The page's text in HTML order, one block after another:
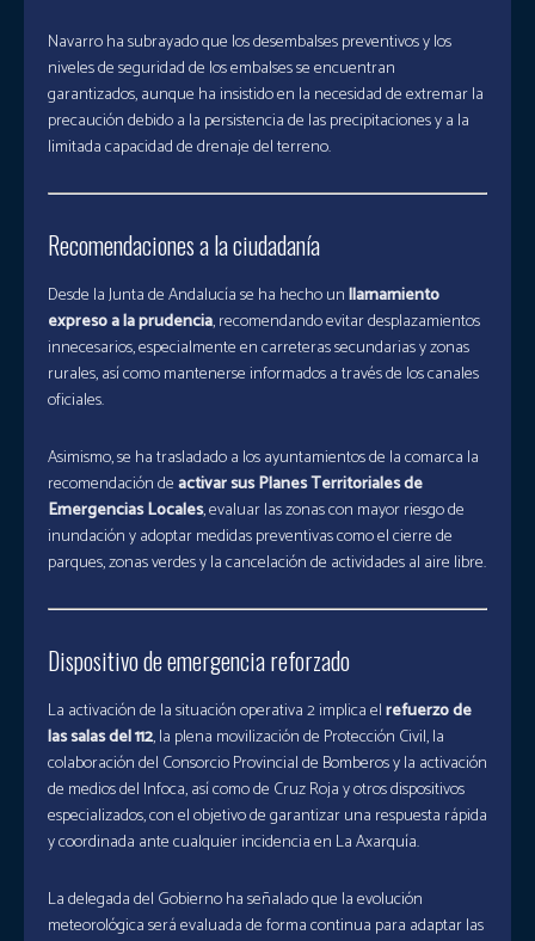
Navarro ha subrayado que los desembalses preventivos y los
niveles de seguridad de los embalses se encuentran
garantizados, aunque ha insistido en la necesidad de extremar la
precaución debido a la persistencia de las precipitaciones y a la
limitada capacidad de drenaje del terreno.
Recomendaciones a la ciudadanía
Desde la Junta de Andalucía se ha hecho unllamamiento
expreso a la prudencia, recomendando evitar desplazamientos
innecesarios, especialmente en carreteras secundarias y zonas
rurales, así como mantenerse informados a través de los canales
oficiales.
Asimismo, se ha trasladado a los ayuntamientos de la comarca la
recomendación deactivar sus Planes Territoriales de
Emergencias Locales, evaluar las zonas con mayor riesgo de
inundación y adoptar medidas preventivas como el cierre de
parques, zonas verdes y la cancelación de actividades al aire libre.
Dispositivo de emergencia reforzado
La activación de la situación operativa 2 implica elrefuerzo de
las salas del 112, la plena movilización de Protección Civil, la
colaboración del Consorcio Provincial de Bomberos y la activación
de medios del Infoca, así como de Cruz Roja y otros dispositivos
especializados, con el objetivo de garantizar una respuesta rápida
y coordinada ante cualquier incidencia en La Axarquía.
La delegada del Gobierno ha señalado que la evolución
meteorológica será evaluada de forma continua para adaptar las